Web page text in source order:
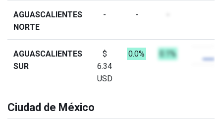
AGUASCALIENTES
NORTE
- -
AGUASCALIENTES
SUR
$
6.34
USD
0.0% 0.1%
Ciudad de México